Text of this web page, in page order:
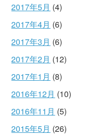
2017年5月 (4)
2017年4月 (6)
2017年3月 (6)
2017年2月 (12)
2017年1月 (8)
2016年12月 (10)
2016年11月 (5)
2015年5月 (26)